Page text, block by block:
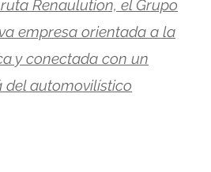
Renaulution, el Grupo
empresa orientada a la
y conectada con un
del automovilístico